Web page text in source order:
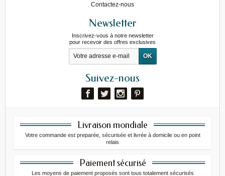
Contactez-nous
Newsletter
Inscrivez-vous à notre newsletter
pour recevoir des offres exclusives
Suivez-nous
Livraison mondiale
Votre commande est preparée, sécurisée et livrée à domicile ou en point
relais
Paiement sécurisé
Les moyens de paiement proposés sont tous totalement sécurisés